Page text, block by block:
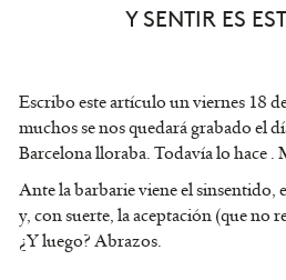
Y SENTIR ES
Escribo este artículo un viernes 18
muchos se nos quedará grabado el
Barcelona lloraba. Todavía lo hace .
Ante la barbarie viene el
y, con suerte, la aceptación (que no
¿Y luego? Abrazos.